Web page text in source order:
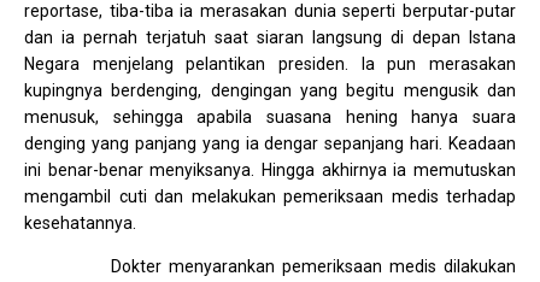
reportase, tiba-tiba ia merasakan dunia seperti berputar-putar
dan ia pernah terjatuh saat siaran langsung di depan Istana
Negara menjelang pelantikan presiden. Ia pun merasakan
kupingnya berdenging, dengingan yang begitu mengusik dan
menusuk, sehingga apabila suasana hening hanya suara
denging yang panjang yang ia dengar sepanjang hari. Keadaan
ini benar-benar menyiksanya. Hingga akhirnya ia memutuskan
mengambil cuti dan melakukan pemeriksaan medis terhadap
kesehatannya.
Dokter menyarankan pemeriksaan medis dilakukan